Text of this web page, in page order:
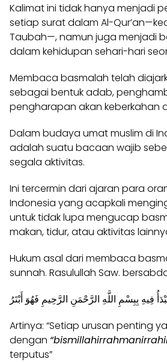
Kalimat ini tidak hanya menjadi
setiap surat dalam Al-
Taubah—, namun juga menjadi
dalam kehidupan sehari-hari
Membaca basmalah telah
sebagai bentuk adab,
pengharapan akan keberkahan
Dalam budaya umat muslim di
adalah suatu bacaan wajib
segala aktivitas.
Ini tercermin dari ajaran para
Indonesia yang acapkali
untuk tidak lupa mengucap
makan, tidur, atau aktivitas
Hukum asal dari membaca
sunnah. Rasulullah Saw.
فِيهِ بِبِسْمِ اللَّهِ الرَّحْمَنِ الرَّحِيمِ فَهُوَ أَبْتَرُ
Artinya: “Setiap urusan penting
dengan
terputus”